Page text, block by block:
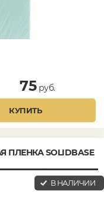
75руб.
КУПИТЬ
SOLIDBASE
В НАЛИЧИИ